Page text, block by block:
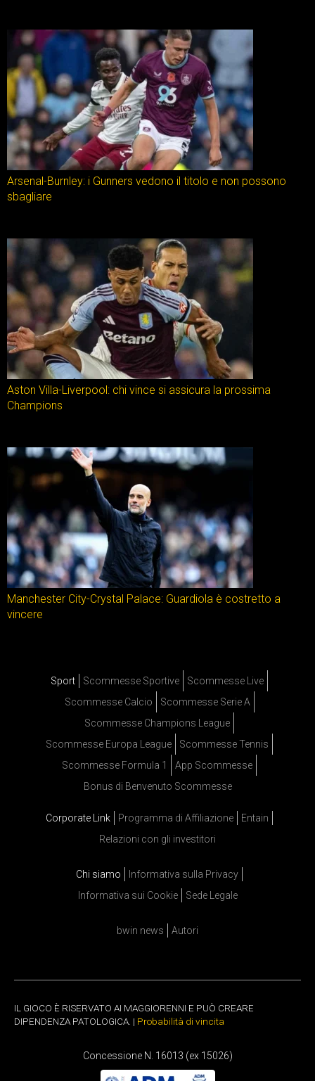
Arsenal-Burnley: i Gunners vedono il titolo e non possono
sbagliare
Aston Villa-Liverpool: chi vince si assicura la prossima
Champions
Manchester City-Crystal Palace: Guardiola è costretto a
vincere
Sport Scommesse Sportive
Scommesse Live
Scommesse Calcio
Scommesse Serie A
Scommesse Champions League
Scommesse Europa League
Scommesse Tennis
Scommesse Formula 1
App Scommesse
Bonus di Benvenuto Scommesse
Corporate Link Programma di Affiliazione
Entain
Relazioni con gli investitori
Chi siamo
Informativa sulla Privacy
Informativa sui Cookie
Sede Legale
bwin news Autori
IL GIOCO È RISERVATO AI MAGGIORENNI E PUÒ CREARE
DIPENDENZA PATOLOGICA. | Probabilità di vincita
Concessione N. 16013 (ex 15026)